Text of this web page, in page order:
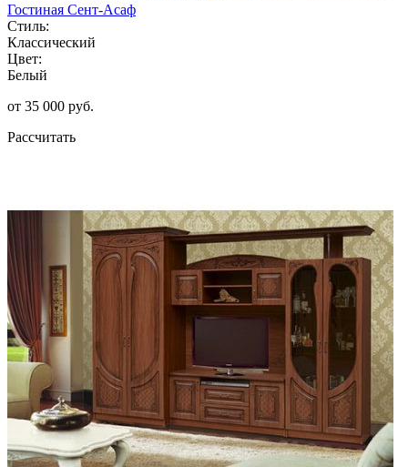
Гостиная Сент-Асаф
Стиль:
Классический
Цвет:
Белый
от 35 000 руб.
Рассчитать